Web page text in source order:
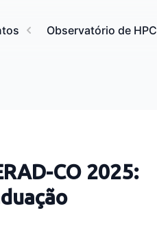
Observatório de HPC
CO 2025: